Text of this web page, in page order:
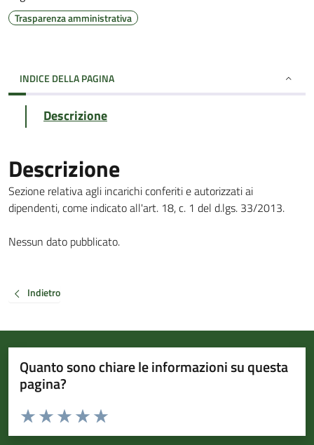
Trasparenza amministrativa
INDICE DELLA PAGINA
Descrizione
Descrizione
Sezione relativa agli incarichi conferiti e autorizzati ai
dipendenti, come indicato all'art. 18, c. 1 del d.lgs. 33/2013.
Nessun dato pubblicato.
Indietro
Quanto sono chiare le informazioni su questa
pagina?
Valuta da 1 a 5 stelle la pagina
Valuta 5 stelle su 5
Valuta 4 stelle su 5
Valuta 3 stelle su 5
Valuta 2 stelle su 5
Valuta 1 stelle su 5